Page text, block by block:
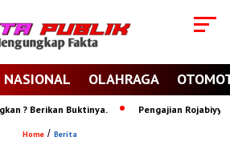
NASIONAL OLAHRAGA
? Berikan Buktinya. Pengajian Rojabiyyah
Home / Berita